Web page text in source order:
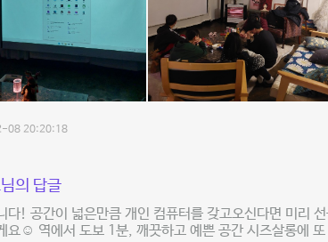
08 20:20:18
의 답글
다! 공간이 넓은만큼 개인 컴퓨터를 갖고오신다면 미리
요☺️ 역에서 도보 1분, 깨끗하고 예쁜 공간 시즈살롱에